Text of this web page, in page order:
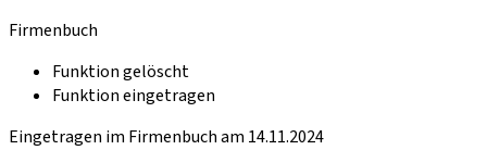
Firmenbuch
Funktion gelöscht
Funktion eingetragen
Eingetragen im Firmenbuch am 14.11.2024